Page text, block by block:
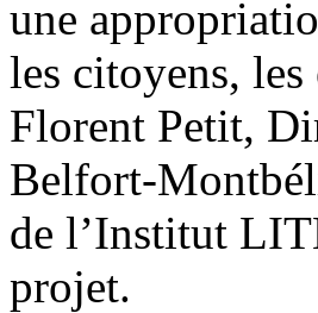
une
les citoyens, les
Florent Petit,
Belfort-
de l’Institut
projet.